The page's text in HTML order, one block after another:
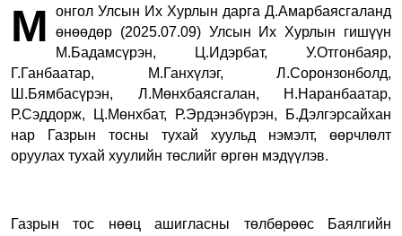
М
онгол Улсын Их Хурлын дарга Д.Амарбаясгаланд
өнөөдөр (2025.07.09) Улсын Их Хурлын гишүүн
М.Бадамсүрэн, Ц.Идэрбат, У.Отгонбаяр,
Г.Ганбаатар, М.Ганхүлэг, Л.Соронзонболд,
Ш.Бямбасүрэн, Л.Мөнхбаясгалан, Н.Наранбаатар,
Р.Сэддорж, Ц.Мөнхбат, Р.Эрдэнэбүрэн, Б.Дэлгэрсайхан
нар Газрын тосны тухай хуульд нэмэлт, өөрчлөлт
оруулах тухай хуулийн төслийг өргөн мэдүүлэв.
Газрын тос нөөц ашигласны төлбөрөөс Баялгийн